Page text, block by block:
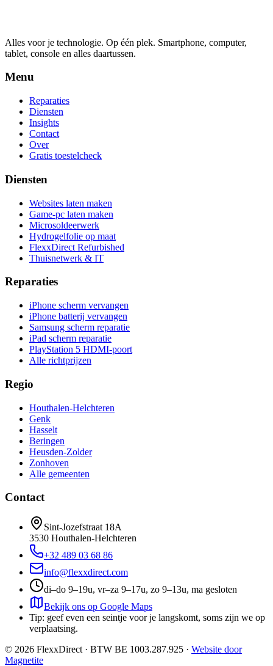
Alles voor je technologie. Op één plek. Smartphone, computer,
tablet, console en alles daartussen.
Menu
Reparaties
Diensten
Insights
Contact
Over
Gratis toestelcheck
Diensten
Websites laten maken
Game-pc laten maken
Microsoldeerwerk
Hydrogelfolie op maat
FlexxDirect Refurbished
Thuisnetwerk & IT
Reparaties
iPhone scherm vervangen
iPhone batterij vervangen
Samsung scherm reparatie
iPad scherm reparatie
PlayStation 5 HDMI-poort
Alle richtprijzen
Regio
Houthalen-Helchteren
Genk
Hasselt
Beringen
Heusden-Zolder
Zonhoven
Alle gemeenten
Contact
Sint-Jozefstraat 18A
3530 Houthalen-Helchteren
+32 489 03 68 86
info@flexxdirect.com
di–do 9–19u, vr–za 9–17u, zo 9–13u, ma gesloten
Bekijk ons op Google Maps
Tip: geef even een seintje voor je langskomt, soms zijn we op
verplaatsing.
© 2026 FlexxDirect · BTW BE 1003.287.925 · Website door
Magnetite